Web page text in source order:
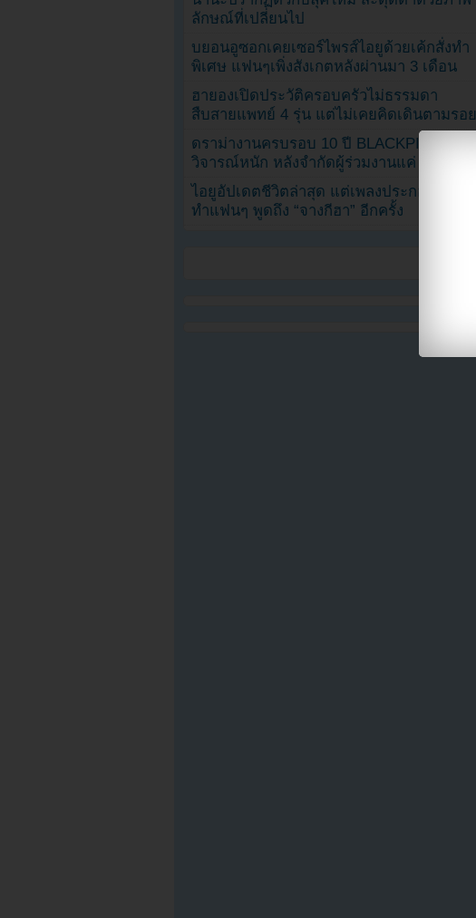
ลักษณ์ที่เปลี่ยนไป
บยอนอูซอกเคยเซอร์ไพรส์ไอยูด้วยเค้กสั่งทำ
พิเศษ แฟนๆเพิ่งสังเกตหลังผ่านมา 3 เดือน
ฮายองเปิดประวัติครอบครัวไม่ธรรมดา
สืบสายแพทย์ 4 รุ่น แต่ไม่เคยคิดเดินตามรอย
ดราม่างานครบรอบ 10 ปี BLACKPINK แฟน
วิจารณ์หนัก หลังจำกัดผู้ร่วมงานแค่ 40 คน
ไอยูอัปเดตชีวิตล่าสุด แต่เพลงประกอบโพสต์
ทำแฟนๆ พูดถึง “จางกีฮา” อีกครั้ง